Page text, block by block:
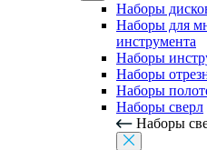
Наборы
Наборы для
инструмента
Наборы
Наборы
Наборы
Наборы сверл
Наборы